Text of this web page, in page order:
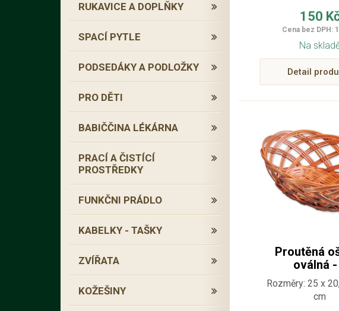
RUKAVICE A DOPLŇKY
SPACÍ PYTLE
PODSEDÁKY A PODLOŽKY
PRO DĚTI
BABIČČINA LÉKÁRNA
PRACÍ A ČISTÍCÍ
PROSTŘEDKY
FUNKČNI PRÁDLO
KABELKY - TAŠKY
ZVÍŘATA
KOŽEŠINY
dekorativním
každé kuchyně
150
Cena bez DPH:
Na
Detail
Proutěná
oválná
Rozměry: 25 x
cm